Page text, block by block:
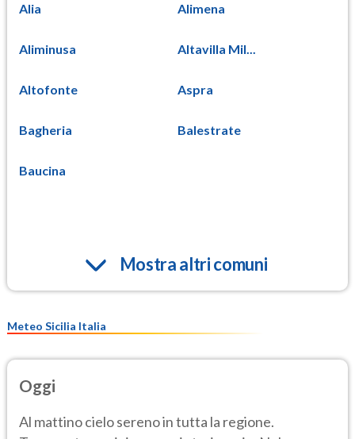
Alia Alimena
Aliminusa Altavilla Mil...
Altofonte Aspra
Bagheria Balestrate
Baucina
Mostra altri comuni
Meteo Sicilia Italia
Oggi
Al mattino cielo sereno in tutta la regione.